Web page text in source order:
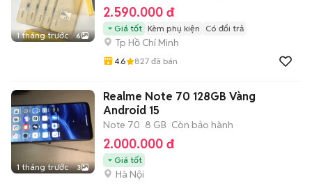
1 tháng trước 6
2.590.000 đ
Giá tốt Kèm phụ kiện Có đổi trả
Tp Hồ Chí Minh
4.6 827 đã bán
1 tháng trước 3
Realme Note 70 128GB Vàng
Android 15
Note 70 8 GB Còn bảo hành
2.000.000 đ
Giá tốt
Hà Nội